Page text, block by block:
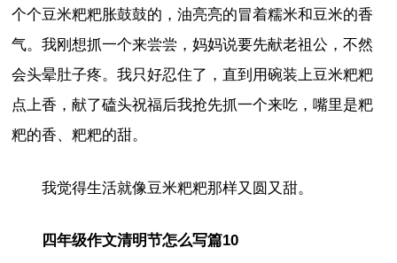
个个豆米粑粑胀鼓鼓的，油亮亮的冒着糯米和豆米的香
气。我刚想抓一个来尝尝，妈妈说要先献老祖公，不然
会头晕肚子疼。我只好忍住了，直到用碗装上豆米粑粑
点上香，献了磕头祝福后我抢先抓一个来吃，嘴里是粑
粑的香、粑粑的甜。
我觉得生活就像豆米粑粑那样又圆又甜。
四年级作文清明节怎么写篇10